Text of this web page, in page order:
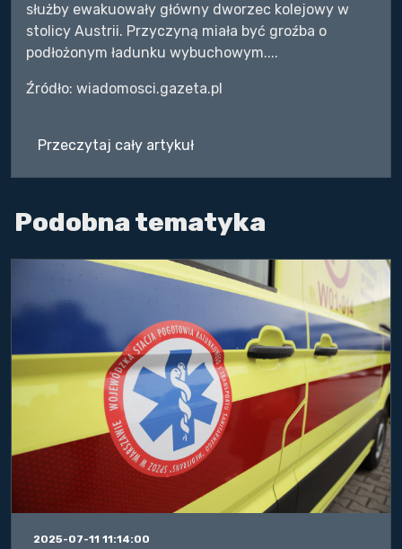
służby ewakuowały główny dworzec kolejowy w
stolicy Austrii. Przyczyną miała być groźba o
podłożonym ładunku wybuchowym....
Źródło: wiadomosci.gazeta.pl
Przeczytaj cały artykuł
Podobna tematyka
2025-07-11 11:14:00